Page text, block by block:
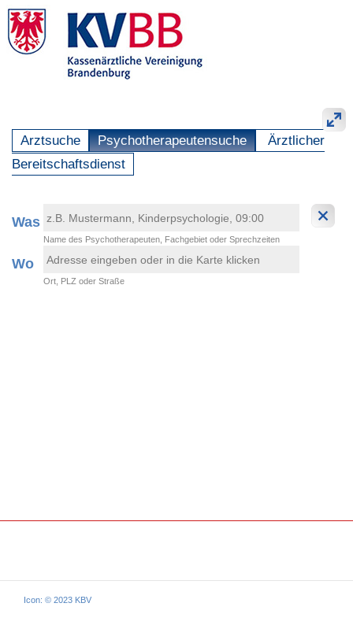
Arztsuche Psychotherapeutensuche
Ärztlicher
Bereitschaftsdienst
Was
Name des Psychotherapeuten, Fachgebiet oder Sprechzeiten
Wo
Ort, PLZ oder Straße
Icon: © 2023 KBV